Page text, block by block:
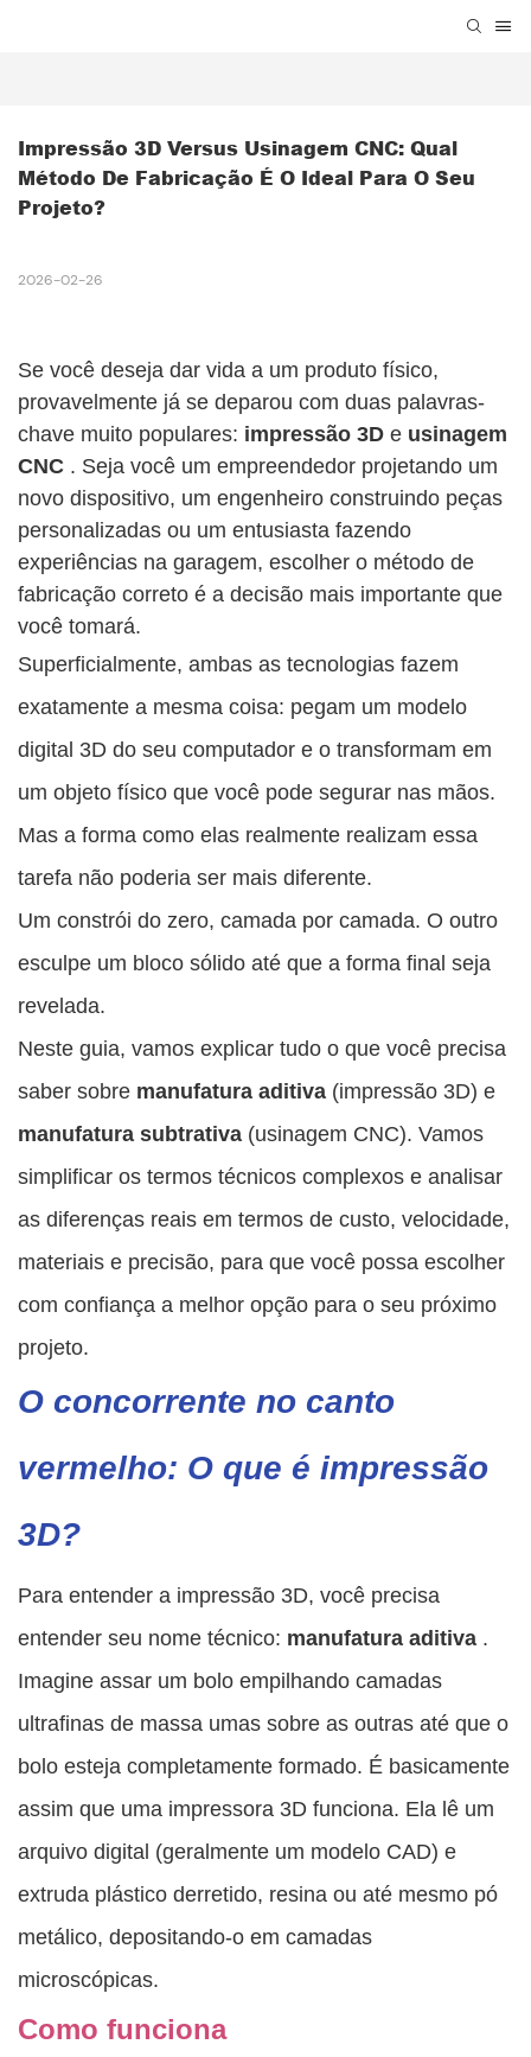
Impressão 3D Versus Usinagem CNC: Qual
Método De Fabricação É O Ideal Para O Seu
Projeto?
2026-02-26
Se você deseja dar vida a um produto físico,
provavelmente já se deparou com duas palavras-
chave muito populares: impressão 3D e usinagem
CNC . Seja você um empreendedor projetando um
novo dispositivo, um engenheiro construindo peças
personalizadas ou um entusiasta fazendo
experiências na garagem, escolher o método de
fabricação correto é a decisão mais importante que
você tomará.
Superficialmente, ambas as tecnologias fazem
exatamente a mesma coisa: pegam um modelo
digital 3D do seu computador e o transformam em
um objeto físico que você pode segurar nas mãos.
Mas a forma como elas realmente realizam essa
tarefa não poderia ser mais diferente.
Um constrói do zero, camada por camada. O outro
esculpe um bloco sólido até que a forma final seja
revelada.
Neste guia, vamos explicar tudo o que você precisa
saber sobre manufatura aditiva (impressão 3D) e
manufatura subtrativa (usinagem CNC). Vamos
simplificar os termos técnicos complexos e analisar
as diferenças reais em termos de custo, velocidade,
materiais e precisão, para que você possa escolher
com confiança a melhor opção para o seu próximo
projeto.
O concorrente no canto
vermelho: O que é impressão
3D?
Para entender a impressão 3D, você precisa
entender seu nome técnico: manufatura aditiva .
Imagine assar um bolo empilhando camadas
ultrafinas de massa umas sobre as outras até que o
bolo esteja completamente formado. É basicamente
assim que uma impressora 3D funciona. Ela lê um
arquivo digital (geralmente um modelo CAD) e
extruda plástico derretido, resina ou até mesmo pó
metálico, depositando-o em camadas
microscópicas.
Como funciona